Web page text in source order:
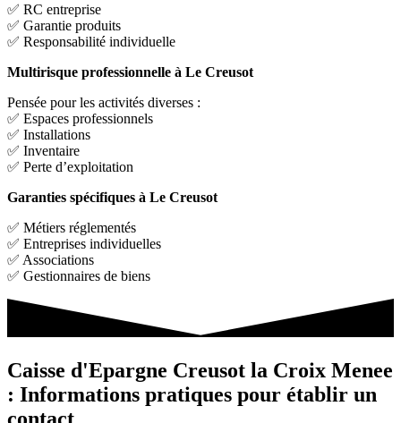
✅ RC entreprise
✅ Garantie produits
✅ Responsabilité individuelle
Multirisque professionnelle à Le Creusot
Pensée pour les activités diverses :
✅ Espaces professionnels
✅ Installations
✅ Inventaire
✅ Perte d’exploitation
Garanties spécifiques à Le Creusot
✅ Métiers réglementés
✅ Entreprises individuelles
✅ Associations
✅ Gestionnaires de biens
Caisse d'Epargne Creusot la Croix Menee
: Informations pratiques pour établir un